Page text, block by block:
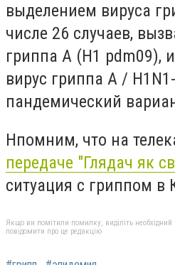
выделением вируса
числе 26 случаев,
гриппа А (H1 pdm09),
вирус гриппа А /
пандемический
Нпомним, что на
передаче "Глядач як
ситуация с гриппом в
Якщо ви помітили помилку, виділіть необхідний
повідомити про це редакцію